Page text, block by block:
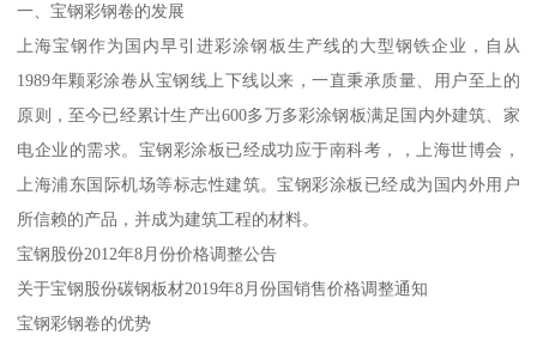
一、宝钢彩钢卷的发展
上海宝钢作为国内早引进彩涂钢板生产线的大型钢铁企业，自从
1989年颗彩涂卷从宝钢线上下线以来，一直秉承质量、用户至上的
原则，至今已经累计生产出600多万多彩涂钢板满足国内外建筑、家
电企业的需求。宝钢彩涂板已经成功应于南科考，，上海世博会，
上海浦东国际机场等标志性建筑。宝钢彩涂板已经成为国内外用户
所信赖的产品，并成为建筑工程的材料。
宝钢股份2012年8月份价格调整公告
关于宝钢股份碳钢板材2019年8月份国销售价格调整通知
宝钢彩钢卷的优势